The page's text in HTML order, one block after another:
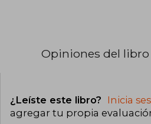
Opiniones del libro
¿Leíste este libro? Inicia
agregar tu propia